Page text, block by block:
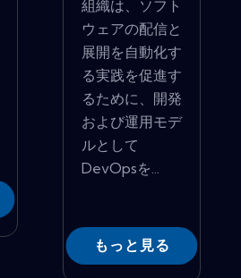
組織は、ソフト
ウェアの配信と
展開を自動化す
る実践を促進す
るために、開発
および運用モデ
ルとして
DevOpsを...
もっと見る